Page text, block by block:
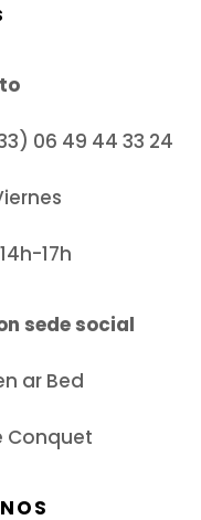
06 49 44 33 24
17h
sede social
ar Bed
Conquet